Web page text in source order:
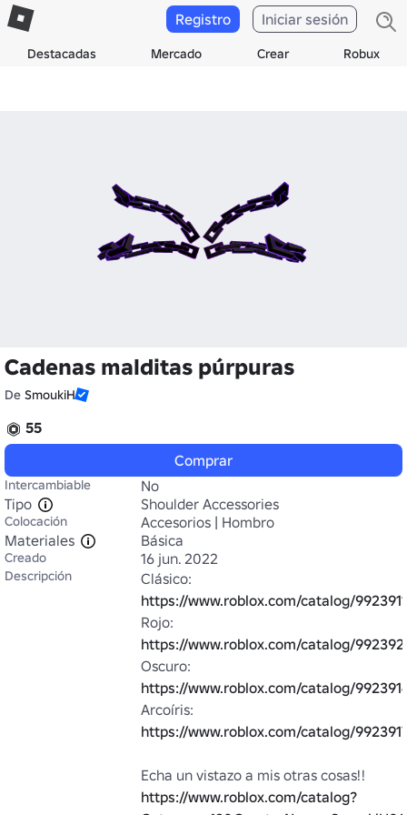
Destacadas Mercado Crear Robux
Registro Iniciar sesión
Cadenas malditas púrpuras
De SmoukiH
55
Comprar
Intercambiable
No
Tipo
Shoulder Accessories
Colocación
Accesorios | Hombro
Materiales
Básica
Creado 16 jun. 2022
Descripción
https://www.roblox.com/catalog/
https://www.roblox.com/catalog/
https://www.roblox.com/catalog/
https://www.roblox.com/catalog/
https://www.roblox.com/catalog?